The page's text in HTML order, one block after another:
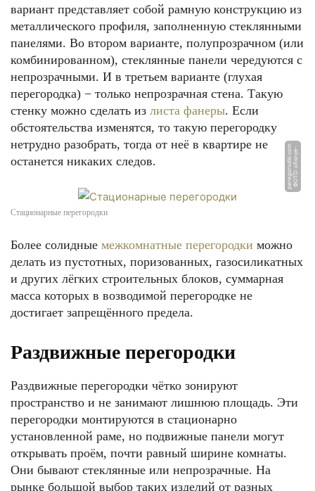
вариант представляет собой рамную конструкцию из
металлического профиля, заполненную стеклянными
панелями. Во втором варианте, полупрозрачном (или
комбинированном), стеклянные панели чередуются с
непрозрачными. И в третьем варианте (глухая
перегородка) − только непрозрачная стена. Такую
стенку можно сделать из листа фанеры. Если
обстоятельства изменятся, то такую перегородку
нетрудно разобрать, тогда от неё в квартире не
останется никаких следов.
Ф
О
Т
О:
o
fi
s
n
y
e
-
p
e
r
e
g
o
r
o
d
ki.
c
o
m
Стационарные перегородки
Более солидные межкомнатные перегородки можно
делать из пустотных, поризованных, газосиликатных
и других лёгких строительных блоков, суммарная
масса которых в возводимой перегородке не
достигает запрещённого предела.
Раздвижные перегородки
Раздвижные перегородки чётко зонируют
пространство и не занимают лишнюю площадь. Эти
перегородки монтируются в стационарно
установленной раме, но подвижные панели могут
открывать проём, почти равный ширине комнаты.
Они бывают стеклянные или непрозрачные. На
рынке большой выбор таких изделий от разных